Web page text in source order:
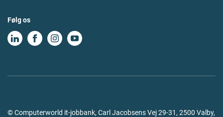
Følg os
© Computerworld it-jobbank, Carl Jacobsens Vej 29-31, 2500 Valby,